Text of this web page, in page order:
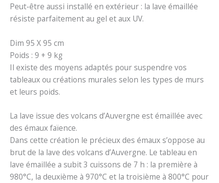
Peut-être aussi installé en extérieur : la lave émaillée
résiste parfaitement au gel et aux UV.
Dim 95 X 95 cm
Poids : 9 + 9 kg
Il existe des moyens adaptés pour suspendre vos
tableaux ou créations murales selon les types de murs
et leurs poids.
La lave issue des volcans d’Auvergne est émaillée avec
des émaux faïence.
Dans cette création le précieux des émaux s’oppose au
brut de la lave des volcans d’Auvergne. Le tableau en
lave émaillée a subit 3 cuissons de 7 h : la première à
980°C, la deuxième à 970°C et la troisième à 800°C pour